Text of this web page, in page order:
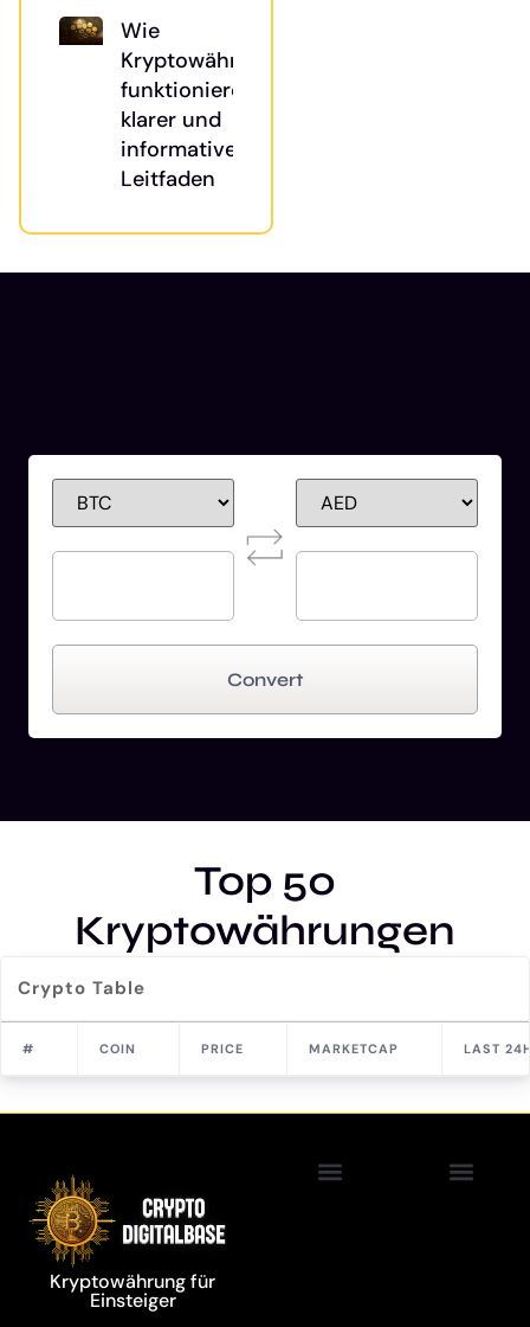
Wie
Kryptowährungen
funktionieren: Ein
klarer und
informativer
Leitfaden
Convert
Top 50
Kryptowährungen
Crypto Table
# COIN PRICE MARKETCAP LAST
Kryptowährung für
Einsteiger